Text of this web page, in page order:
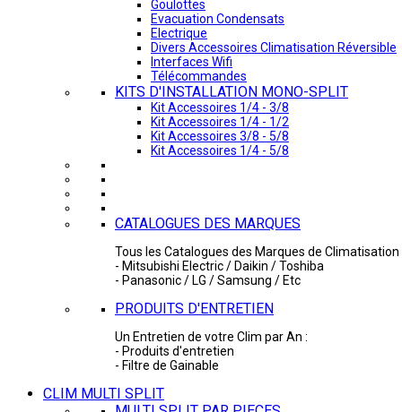
Goulottes
Evacuation Condensats
Electrique
Divers Accessoires Climatisation Réversible
Interfaces Wifi
Télécommandes
KITS D'INSTALLATION MONO-SPLIT
Kit Accessoires 1/4 - 3/8
Kit Accessoires 1/4 - 1/2
Kit Accessoires 3/8 - 5/8
Kit Accessoires 1/4 - 5/8
CATALOGUES DES MARQUES
Tous les Catalogues des Marques de Climatisation
- Mitsubishi Electric / Daikin / Toshiba
- Panasonic / LG / Samsung / Etc
PRODUITS D'ENTRETIEN
Un Entretien de votre Clim par An :
- Produits d'entretien
- Filtre de Gainable
CLIM MULTI SPLIT